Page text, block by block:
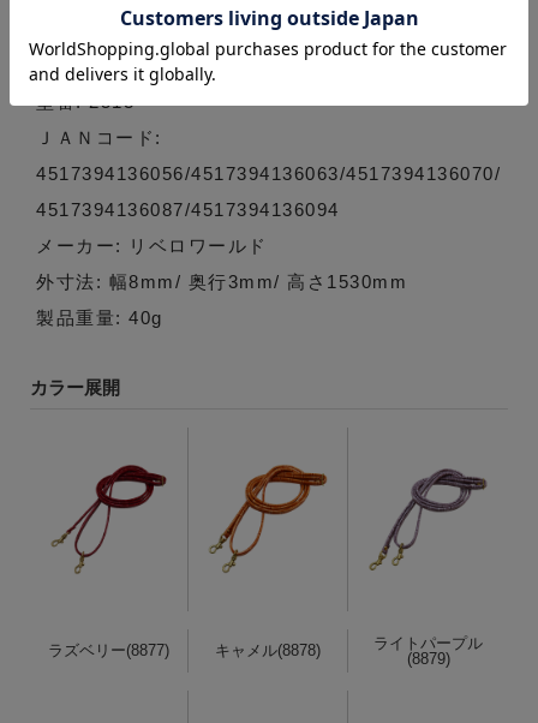
約40g/■日本製【ショルダーベルト / ショルダース
トラップ / 交換用 / 細紐 / 本革 / レザー】
型番: 2513
ＪＡＮコード:
4517394136056/4517394136063/4517394136070/
4517394136087/4517394136094
メーカー: リベロワールド
外寸法: 幅8mm/ 奥行3mm/ 高さ1530mm
製品重量: 40g
カラー展開
ラズベリー(8877) キャメル(8878)
ライトパープル
(8879)